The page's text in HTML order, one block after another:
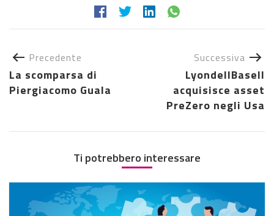
Precedente
La scomparsa di
Piergiacomo Guala
Successiva
LyondellBasell
acquisisce asset
PreZero negli Usa
Ti potrebbero interessare